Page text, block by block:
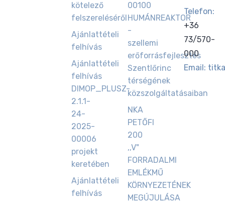
kötelező
felszereléséről
Ajánlattételi
felhívás
Ajánlattételi
felhívás
DIMOP_PLUSZ-
2.1.1-
24-
2025-
00006
projekt
keretében
Ajánlattételi
felhívás
00100
HUMÁNREAKTOR
-
szellemi
erőforrásfejlesztés
Szentlőrinc
térségének
közszolgáltatásaiban
NKA
PETŐFI
200
,,V"
FORRADALMI
EMLÉKMŰ
KÖRNYEZETÉNEK
MEGÚJULÁSA
Telefon:
+36
73/570-
000
Email: